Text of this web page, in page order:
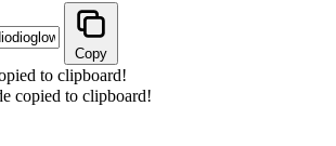
Copy
to clipboard!
copied to clipboard!